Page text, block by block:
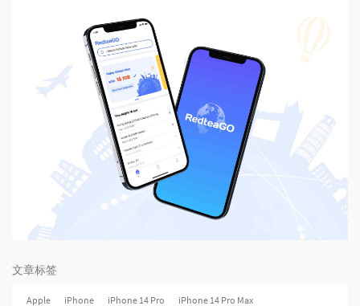
文章标签
Apple iPhone iPhone 14 Pro iPhone 14 Pro Max